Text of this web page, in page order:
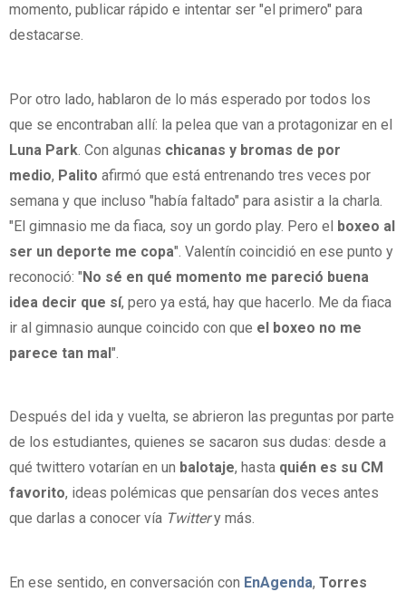
momento, publicar rápido e intentar ser "el primero" para
destacarse.
Por otro lado, hablaron de lo más esperado por todos los
que se encontraban allí: la pelea que van a protagonizar en el
Luna Park. Con algunas chicanas y bromas de por
medio, Palito afirmó que está entrenando tres veces por
semana y que incluso "había faltado" para asistir a la charla.
"El gimnasio me da fiaca, soy un gordo play. Pero el boxeo al
ser un deporte me copa". Valentín coincidió en ese punto y
reconoció: "No sé en qué momento me pareció buena
idea decir que sí, pero ya está, hay que hacerlo. Me da fiaca
ir al gimnasio aunque coincido con que el boxeo no me
parece tan mal".
Después del ida y vuelta, se abrieron las preguntas por parte
de los estudiantes, quienes se sacaron sus dudas: desde a
qué twittero votarían en un balotaje, hasta quién es su CM
favorito, ideas polémicas que pensarían dos veces antes
que darlas a conocer vía Twittery más.
En ese sentido, en conversación con EnAgenda, Torres